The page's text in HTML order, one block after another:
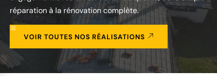
réparation à la rénovation complète.
VOIR TOUTES NOS RÉALISATIONS